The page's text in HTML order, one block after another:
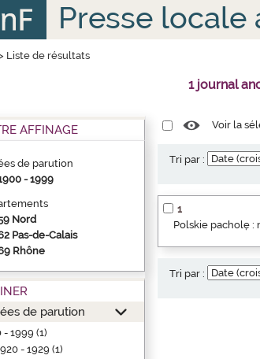
Presse locale
Liste de résultats
1 journal
AFFINAGE
de parution
- 1999
Nord
Pas-de-Calais
Rhône
de parution
- 1999 (1)
- 1929 (1)
Voir la
Tri par :
1
Polskie pacholę :
Tri par :